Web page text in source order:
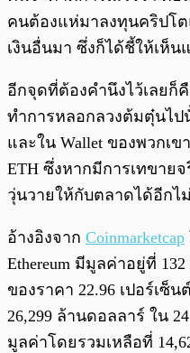
คนต้องแห่มาลงทุนคริปโ
เงินอื่นมา ซึ่งก็ได้ชี้ให้เห็น
อีกจุดที่ต้องคำนึงไว้เลยก็
ทำการหลอกลวงต้มตุ๋นไป
และใน Wallet ของพวกเข
ETH ซึ่งหากมีการเทขาย
วุ่นวายให้กับตลาดได้อีกไ
อ้างอิงจาก Coinmarketcap
Ethereum มีมูลค่าอยู่ที่
ของราคา 22.96 เปอร์เซ็
26,299 ล้านดอลลาร์ ใน
มูลค่าโดยรวมเหลือที่